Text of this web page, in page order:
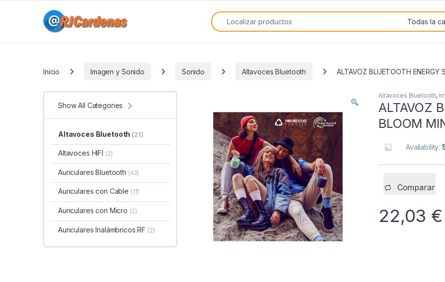
Search for:
Inicio Imagen y Sonido Sonido Altavoces Bluetooth ALTAVOZ BLUETOOTH ENERGY
Altavoces Bluetooth,
ALTAVOZ
BLOOM
Availability:
Comparar
22,03 €
Show All Categories
Altavoces Bluetooth (21)
Altavoces HIFI (2)
Auriculares Bluetooth (42)
Auriculares con Cable (11)
Auriculares con Micro (2)
Auriculares Inalámbricos RF (2)